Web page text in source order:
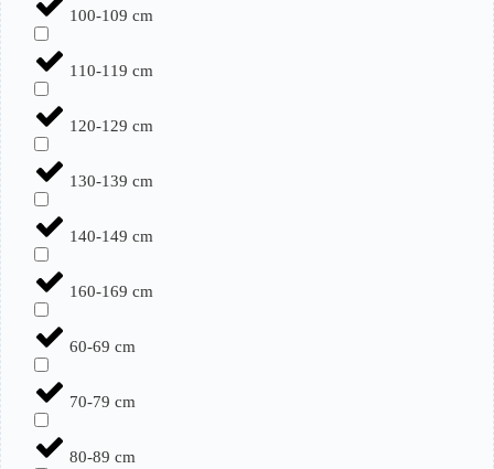
100-109 cm
110-119 cm
120-129 cm
130-139 cm
140-149 cm
160-169 cm
60-69 cm
70-79 cm
80-89 cm